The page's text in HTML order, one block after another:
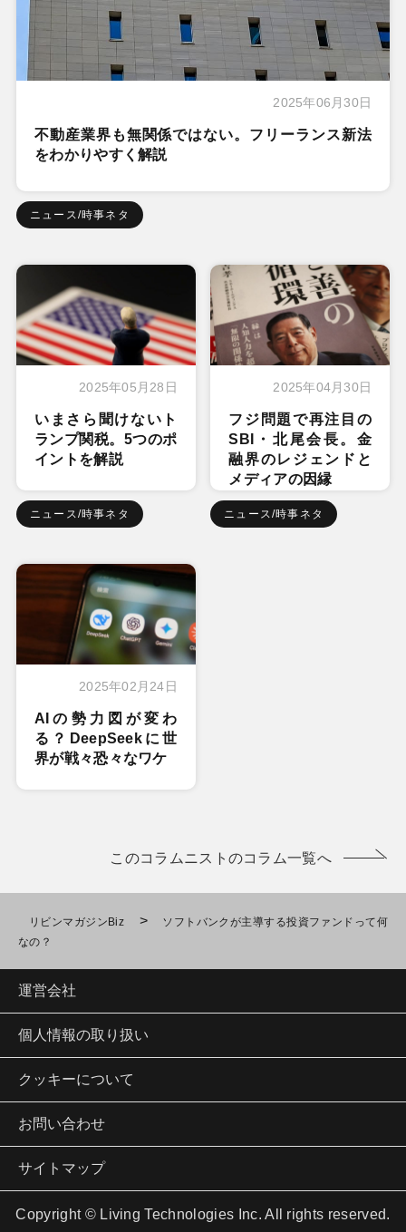
2025年06月30日
不動産業界も無関係ではない。フリーランス新法
をわかりやすく解説
ニュース/時事ネタ
2025年05月28日
いまさら聞けないト
ランプ関税。5つのポ
イントを解説
ニュース/時事ネタ
2025年04月30日
フジ問題で再注目の
SBI・北尾会長。金
融界のレジェンドと
メディアの因縁
ニュース/時事ネタ
2025年02月24日
AIの勢力図が変わ
る？DeepSeekに世
界が戦々恐々なワケ
このコラムニストのコラム一覧へ
リビンマガジンBiz >
ソフトバンクが主導する投資ファンドって何
なの？
運営会社
個人情報の取り扱い
クッキーについて
お問い合わせ
サイトマップ
Copyright © Living Technologies Inc. All rights reserved.